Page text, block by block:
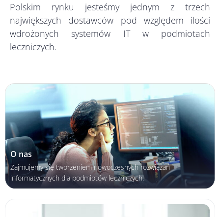
Polskim rynku jesteśmy jednym z trzech
największych dostawców pod względem ilości
wdrożonych systemów IT w podmiotach
leczniczych.
O nas
Zajmujemy się tworzeniem nowoczesnych rozwiązań
informatycznych dla podmiotów leczniczych.